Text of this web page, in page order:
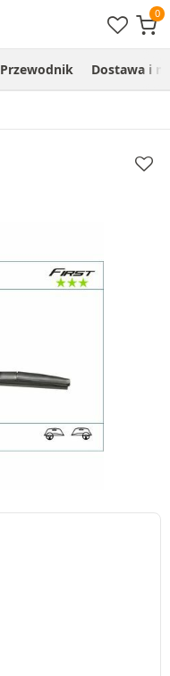
Przewodnik Dostawa i